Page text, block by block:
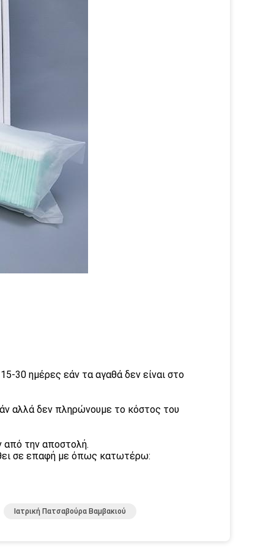
30 ημέρες εάν τα αγαθά δεν είναι στο
αλλά δεν πληρώνουμε το κόστος του
από την αποστολή.
σε επαφή με όπως κατωτέρω:
Ιατρική Πατσαβούρα Βαμβακιού